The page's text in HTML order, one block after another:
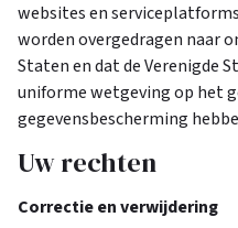
websites en
worden overgedragen naar
Staten en dat de Verenigde
uniforme wetgeving op het
gegevensbescherming
Uw rechten
Correctie en verwijdering